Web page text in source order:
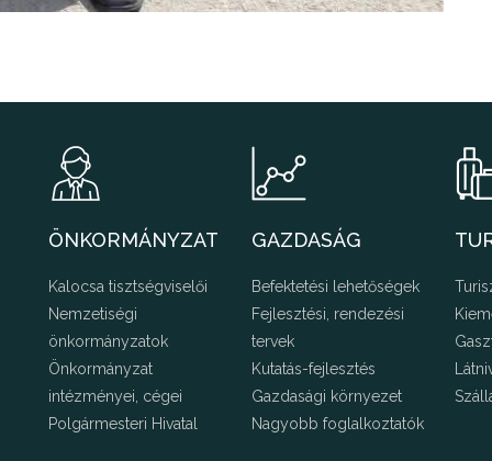
ÖNKORMÁNYZAT
Kalocsa tisztségviselői
Nemzetiségi
önkormányzatok
Önkormányzat
intézményei, cégei
Polgármesteri Hivatal
GAZDASÁG
Befektetési lehetőségek
Fejlesztési, rendezési
tervek
Kutatás-fejlesztés
Gazdasági környezet
Nagyobb foglalkoztatók